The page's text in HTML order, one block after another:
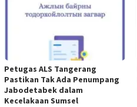
Petugas ALS Tangerang
Pastikan Tak Ada Penumpang
Jabodetabek dalam
Kecelakaan Sumsel